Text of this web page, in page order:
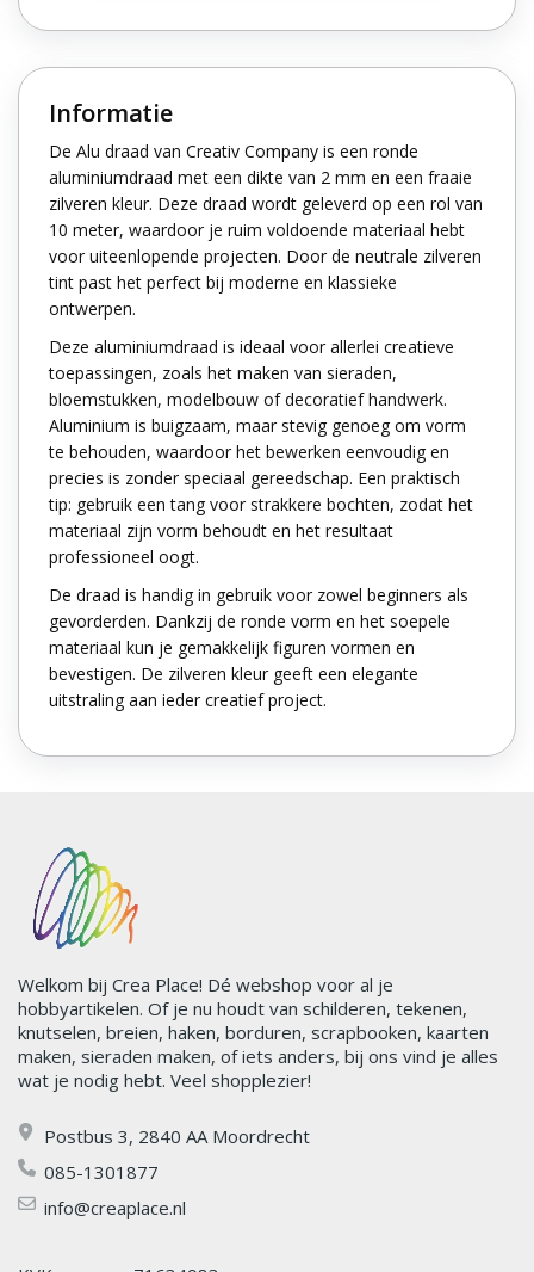
Informatie
De Alu draad van Creativ Company is een ronde
aluminiumdraad met een dikte van 2 mm en een fraaie
zilveren kleur. Deze draad wordt geleverd op een rol van
10 meter, waardoor je ruim voldoende materiaal hebt
voor uiteenlopende projecten. Door de neutrale zilveren
tint past het perfect bij moderne en klassieke
ontwerpen.
Deze aluminiumdraad is ideaal voor allerlei creatieve
toepassingen, zoals het maken van sieraden,
bloemstukken, modelbouw of decoratief handwerk.
Aluminium is buigzaam, maar stevig genoeg om vorm
te behouden, waardoor het bewerken eenvoudig en
precies is zonder speciaal gereedschap. Een praktisch
tip: gebruik een tang voor strakkere bochten, zodat het
materiaal zijn vorm behoudt en het resultaat
professioneel oogt.
De draad is handig in gebruik voor zowel beginners als
gevorderden. Dankzij de ronde vorm en het soepele
materiaal kun je gemakkelijk figuren vormen en
bevestigen. De zilveren kleur geeft een elegante
uitstraling aan ieder creatief project.
Welkom bij Crea Place! Dé webshop voor al je
hobbyartikelen. Of je nu houdt van schilderen, tekenen,
knutselen, breien, haken, borduren, scrapbooken, kaarten
maken, sieraden maken, of iets anders, bij ons vind je alles
wat je nodig hebt. Veel shopplezier!
Postbus 3, 2840 AA Moordrecht
085-1301877
info@creaplace.nl